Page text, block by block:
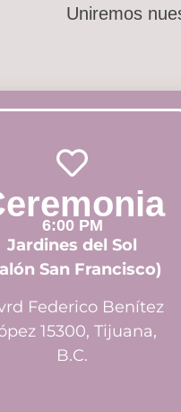
Uniremos
6:00 PM
Jardines del Sol
San Francisco)
Federico Benítez
15300, Tijuana,
B.C.